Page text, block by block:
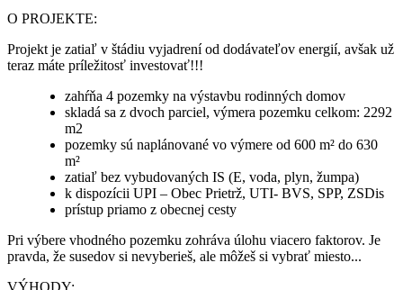
O PROJEKTE:
Projekt je zatiaľ v štádiu vyjadrení od dodávateľov energií, avšak už
teraz máte príležitosť investovať!!!
zahŕňa 4 pozemky na výstavbu rodinných domov
skladá sa z dvoch parciel, výmera pozemku celkom: 2292
m2
pozemky sú naplánované vo výmere od 600 m² do 630
m²
zatiaľ bez vybudovaných IS (E, voda, plyn, žumpa)
k dispozícii UPI – Obec Prietrž, UTI- BVS, SPP, ZSDis
prístup priamo z obecnej cesty
Pri výbere vhodného pozemku zohráva úlohu viacero faktorov. Je
pravda, že susedov si nevyberieš, ale môžeš si vybrať miesto...
VÝHODY: